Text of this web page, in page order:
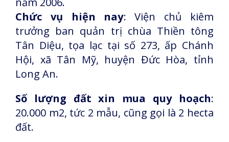
Chức vụ hiện nay: Viện chủ kiêm
trưởng ban quản trị chùa Thiền tông
Tân Diệu, tọa lạc tại số 273, ấp Chánh
Hội, xã Tân Mỹ, huyện Đức Hòa, tỉnh
Long An.
Số lượng đất xin mua quy hoạch:
20.000 m2, tức 2 mẫu, cũng gọi là 2 hecta
đất.